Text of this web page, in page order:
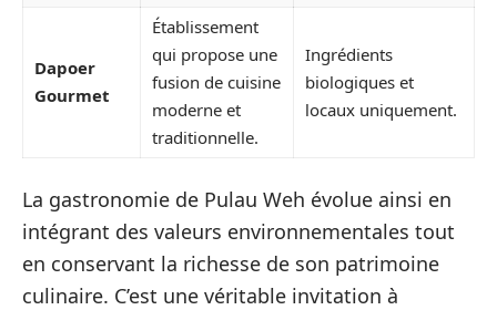
Dapoer
Gourmet
Établissement
qui propose une
fusion de cuisine
moderne et
traditionnelle.
Ingrédients
biologiques et
locaux uniquement.
La gastronomie de Pulau Weh évolue ainsi en
intégrant des valeurs environnementales tout
en conservant la richesse de son patrimoine
culinaire. C’est une véritable invitation à